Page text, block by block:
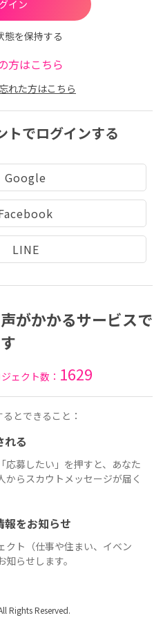
態を保持する
方はこちら
れた方はこちら
トでログインする
Google
LINE
がかかるサービスで
す
ェクト数： 1629
とできること：
れる
応募したい」を押すと、あなた
らスカウトメッセージが届く
報をお知らせ
クト（仕事や住まい、イベン
らせします。
Rights Reserved.